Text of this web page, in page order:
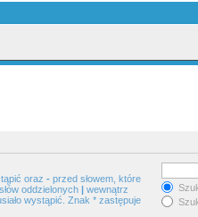
oraz - przed słowem, które
oddzielonych | wewnątrz
wystąpić. Znak * zastępuje